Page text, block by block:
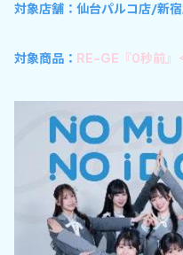
対象店舗：仙台パルコ店/新
対象商品： RE-GE『0秒前』